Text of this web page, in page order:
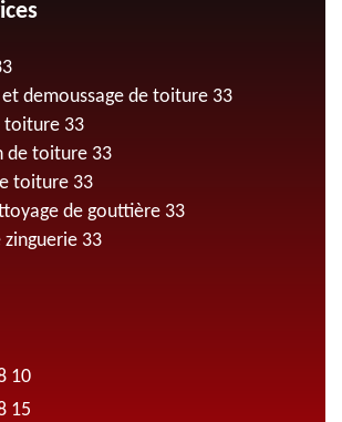
demoussage de toiture 33
toiture 33
de toiture 33
toiture 33
de gouttière 33
zinguerie 33
10
15